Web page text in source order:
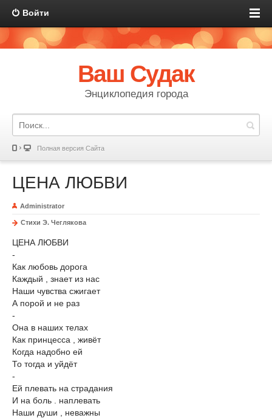
Войти
Ваш Судак
Энциклопедия города
Полная версия Сайта
ЦЕНА ЛЮБВИ
Administrator
Стихи Э. Чеглякова
ЦЕНА ЛЮБВИ
-
Как любовь дорога
Каждый , знает из нас
Наши чувства сжигает
А порой и не раз
-
Она в наших телах
Как принцесса , живёт
Когда надобно ей
То тогда и уйдёт
-
Ей плевать на страдания
И на боль . наплевать
Наши души , неважны